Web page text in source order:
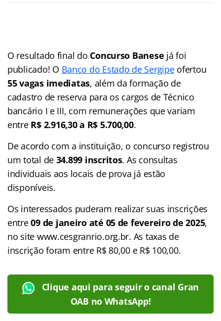
O resultado final do Concurso Banese já foi
publicado! O Banco do Estado de Sergipeofertou
55 vagas imediatas, além da formação de
cadastro de reserva para os cargos de Técnico
bancário I e III, com remunerações que variam
entre R$ 2.916,30 a R$ 5.700,00.
De acordo com a instituição, o concurso registrou
um total de 34.899 inscritos. As consultas
individuais aos locais de prova já estão
disponíveis.
Os interessados puderam realizar suas inscrições
entre09 de janeiro até 05 de fevereiro de 2025,
no site www.cesgranrio.org.br. As taxas de
inscrição foram entre R$ 80,00 e R$ 100,00.
Clique aqui para seguir o canal Gran
OAB no WhatsApp!